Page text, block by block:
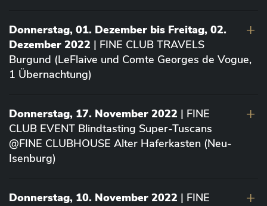
Donnerstag, 01. Dezember bis Freitag, 02.
Dezember 2022 | FINE CLUB TRAVELS
Burgund (LeFlaive und Comte Georges de Vogue,
1 Übernachtung)
Donnerstag, 17. November 2022 | FINE
CLUB EVENT Blindtasting Super-Tuscans
@FINE CLUBHOUSE Alter Haferkasten (Neu-
Isenburg)
Donnerstag, 10. November 2022 | FINE